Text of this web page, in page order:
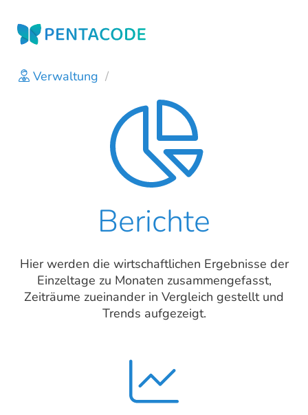
Verwaltung /
Berichte
Hier werden die wirtschaftlichen Ergebnisse der
Einzeltage zu Monaten zusammengefasst,
Zeiträume zueinander in Vergleich gestellt und
Trends aufgezeigt.